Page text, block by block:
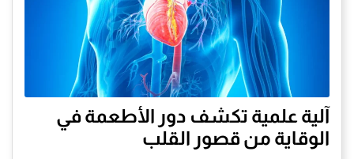
آلية علمية تكشف دور الأطعمة في
الوقاية من قصور القلب